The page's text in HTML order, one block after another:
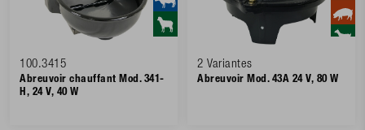
100.3415
Abreuvoir chauffant Mod. 341-
H, 24 V, 40 W
2 Variantes
Abreuvoir Mod. 43A 24 V, 80 W